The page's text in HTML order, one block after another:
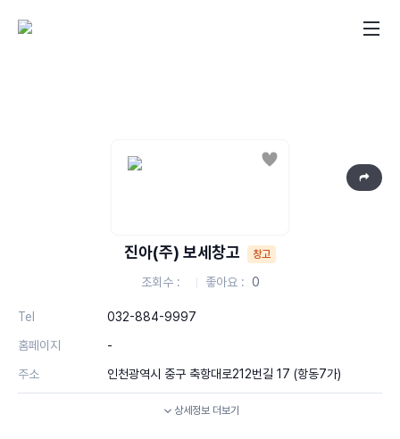
좋아요
진아(주) 보세창고 창고
조회수 좋아요 0
Tel
032-884-9997
홈페이지
-
주소
인천광역시 중구 축항대로212번길 17 (항동7가)
상세정보 더보기